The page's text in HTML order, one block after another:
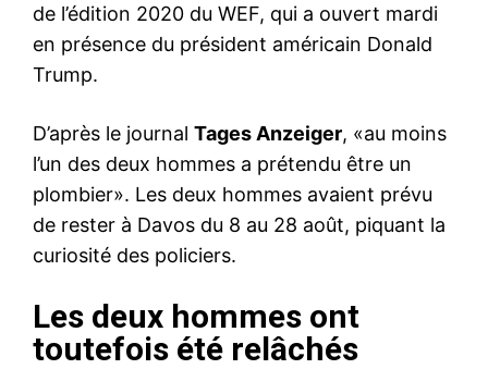
de l’édition 2020 du WEF, qui a ouvert mardi
en présence du président américain Donald
Trump.
D’après le journal Tages Anzeiger, «au moins
l’un des deux hommes a prétendu être un
plombier». Les deux hommes avaient prévu
de rester à Davos du 8 au 28 août, piquant la
curiosité des policiers.
Les deux hommes ont
toutefois été relâchés